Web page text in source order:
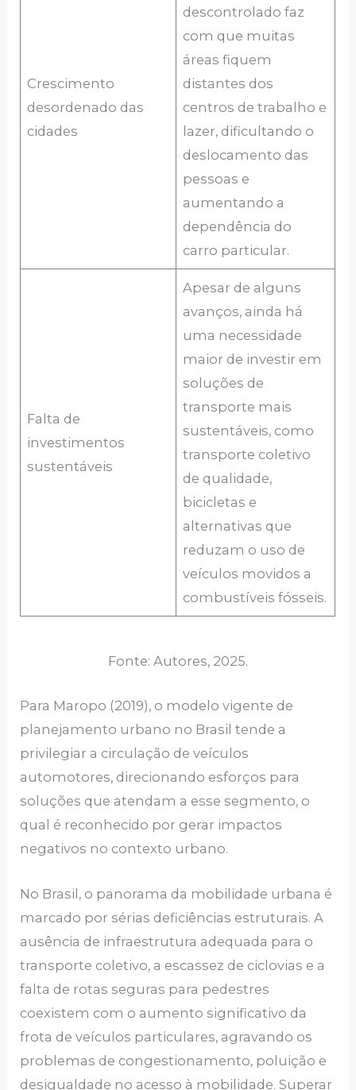
Crescimento
desordenado das
cidades
descontrolado faz
com que muitas
áreas fiquem
distantes dos
centros de trabalho e
lazer, dificultando o
deslocamento das
pessoas e
aumentando a
dependência do
carro particular.
Falta de
investimentos
sustentáveis
Apesar de alguns
avanços, ainda há
uma necessidade
maior de investir em
soluções de
transporte mais
sustentáveis, como
transporte coletivo
de qualidade,
bicicletas e
alternativas que
reduzam o uso de
veículos movidos a
combustíveis fósseis.
Fonte: Autores, 2025.
Para Maropo (2019), o modelo vigente de
planejamento urbano no Brasil tende a
privilegiar a circulação de veículos
automotores, direcionando esforços para
soluções que atendam a esse segmento, o
qual é reconhecido por gerar impactos
negativos no contexto urbano.
No Brasil, o panorama da mobilidade urbana é
marcado por sérias deficiências estruturais. A
ausência de infraestrutura adequada para o
transporte coletivo, a escassez de ciclovias e a
falta de rotas seguras para pedestres
coexistem com o aumento significativo da
frota de veículos particulares, agravando os
problemas de congestionamento, poluição e
desigualdade no acesso à mobilidade. Superar